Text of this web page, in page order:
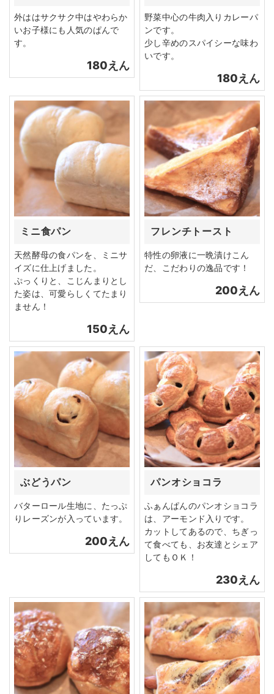
外ははサクサク中はやわらか
いお子様にも人気のぱんで
す。
180えん
野菜中心の牛肉入りカレーパ
ンです。
少し辛めのスパイシーな味わ
いです。
180えん
ミニ食パン
天然酵母の食パンを、ミニサ
イズに仕上げました。
ぷっくりと、こじんまりとし
た姿は、可愛らしくてたまり
ません！
150えん
フレンチトースト
特性の卵液に一晩漬けこん
だ、こだわりの逸品です！
200えん
ぶどうパン
バターロール生地に、たっぷ
りレーズンが入っています。
200えん
パンオショコラ
ふぁんぱんのパンオショコラ
は、アーモンド入りです。
カットしてあるので、ちぎっ
て食べても、お友達とシェア
してもＯＫ！
230えん